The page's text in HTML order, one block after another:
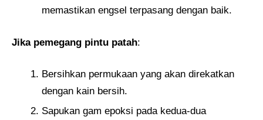
memastikan engsel terpasang dengan baik.
Jika pemegang pintu patah:
Bersihkan permukaan yang akan direkatkan
dengan kain bersih.
Sapukan gam epoksi pada kedua-dua